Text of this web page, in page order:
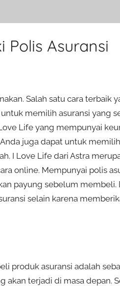
Polis Asuransi
Salah satu cara terbaik
memilih asuransi yang
Life yang mempunyai
juga dapat untuk
I Love Life dari Astra
online. Mempunyai polis
payung sebelum membeli.
selain karena
produk asuransi adalah
akan terjadi di masa depan.